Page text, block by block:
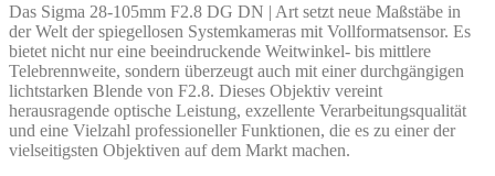
Das Sigma 28-105mm F2.8 DG DN | Art setzt neue Maßstäbe in
der Welt der spiegellosen Systemkameras mit Vollformatsensor. Es
bietet nicht nur eine beeindruckende Weitwinkel- bis mittlere
Telebrennweite, sondern überzeugt auch mit einer durchgängigen
lichtstarken Blende von F2.8. Dieses Objektiv vereint
herausragende optische Leistung, exzellente Verarbeitungsqualität
und eine Vielzahl professioneller Funktionen, die es zu einer der
vielseitigsten Objektiven auf dem Markt machen.